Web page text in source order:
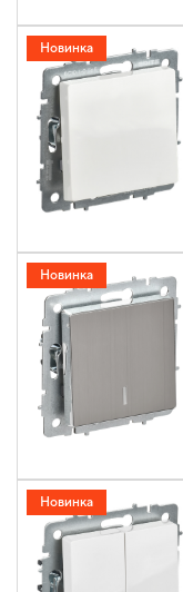
Новинка
Новинка
Новинка